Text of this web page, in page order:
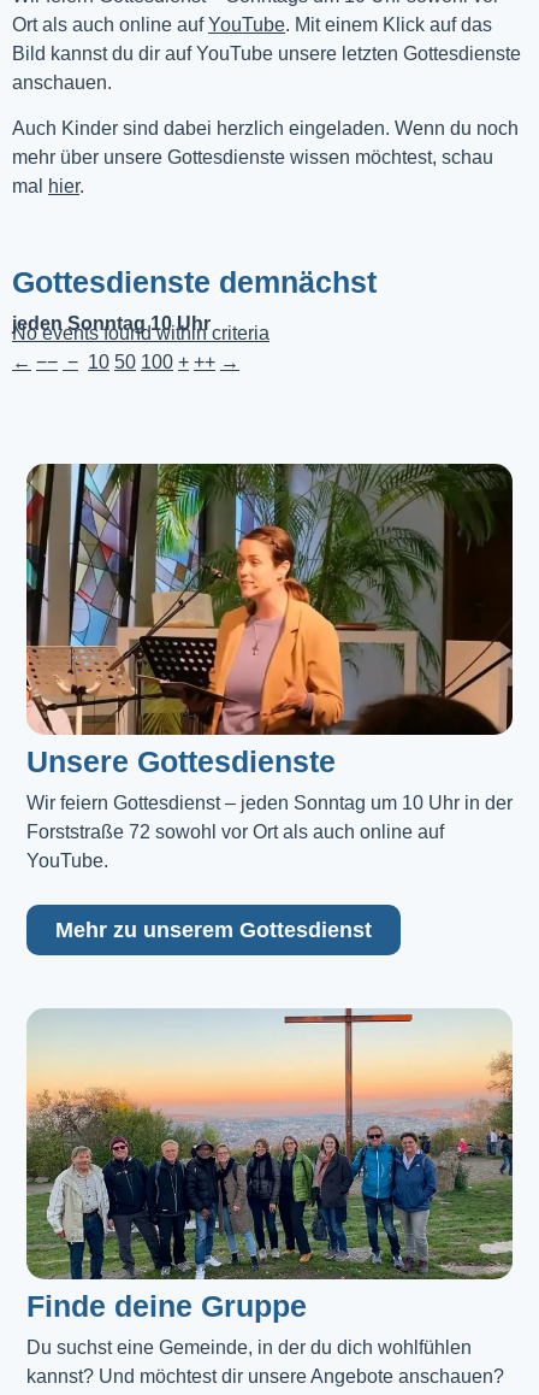
Ort als auch online auf YouTube. Mit einem Klick auf das
Bild kannst du dir auf YouTube unsere letzten Gottesdienste
anschauen.
Auch Kinder sind dabei herzlich eingeladen. Wenn du noch
mehr über unsere Gottesdienste wissen möchtest, schau
mal
hier.
Gottesdienste demnächst
jeden Sonntag 10 Uhr
No events found within criteria
← −− − 10 50 100 + ++ →
Unsere Gottesdienste
Wir feiern Gottesdienst – jeden Sonntag um 10 Uhr in der
Forststraße 72 sowohl vor Ort als auch online auf
YouTube.
Mehr zu unserem Gottesdienst
Finde deine Gruppe
Du suchst eine Gemeinde, in der du dich wohlfühlen
kannst? Und möchtest dir unsere Angebote anschauen?